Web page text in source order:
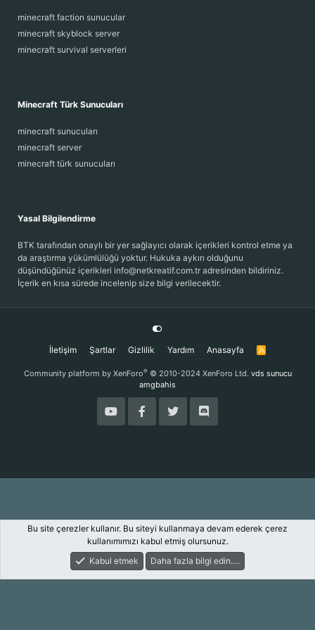
minecraft faction sunucular
minecraft skyblock server
minecraft survival serverleri
Minecraft Türk Sunucuları
minecraft sunucuları
minecraft server
minecraft türk sunucuları
Yasal Bilgilendirme
BTK tarafından onaylı bir yer sağlayıcı olarak içerikleri kontrol etme ya
da araştırma yükümlülüğü yoktur. Hukuka aykırı olduğunu
düşündüğünüz içerikleri info@netkreatif.com.tr adresinden bildiriniz.
İçerik en kısa sürede incelenip size bilgi verilecektir.
İletişim Şartlar Gizlilik Yardım Anasayfa
R
Community platform by XenForo® © 2010-2024 XenForo Ltd. vds sunucu
amgbahis
Keşfet Giriş Yap Kayıt Ol
Bu site çerezler kullanır. Bu siteyi kullanmaya devam ederek çerez
kullanımımızı kabul etmiş olursunuz.
Kabul etmek
Daha fazla bilgi edin.…